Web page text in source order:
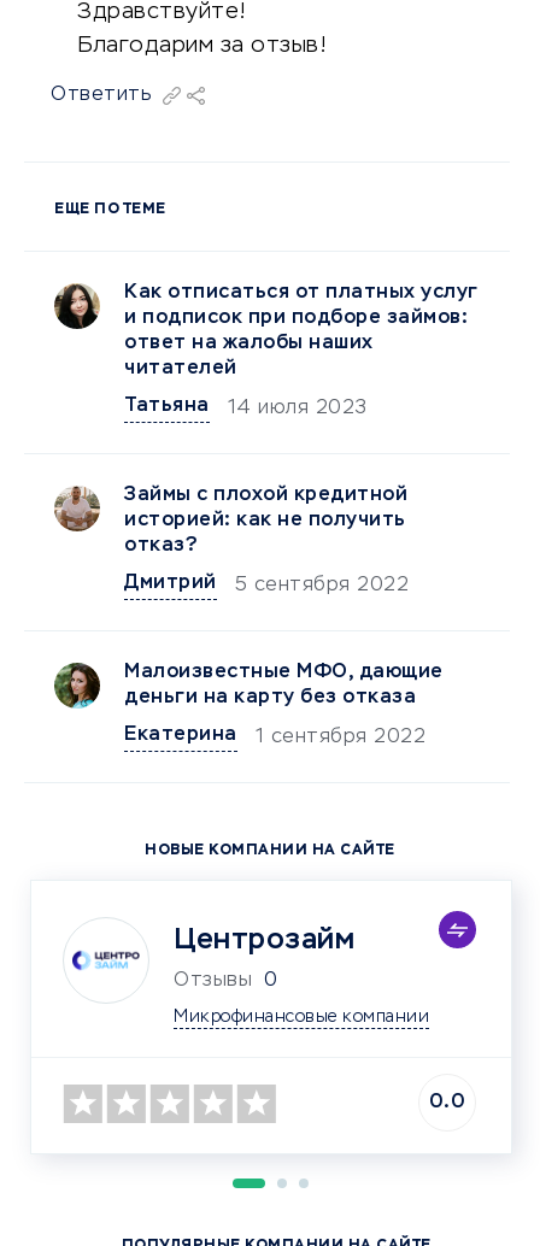
Здравствуйте!
Благодарим за отзыв!
Ответить
ЕЩЕ ПО ТЕМЕ
Как отписаться от платных услуг
и подписок при подборе займов:
ответ на жалобы наших
читателей
Татьяна
14 июля 2023
Займы с плохой кредитной
историей: как не получить
отказ?
Дмитрий
5 сентября 2022
Малоизвестные МФО, дающие
деньги на карту без отказа
Екатерина
1 сентября 2022
НОВЫЕ КОМПАНИИ НА САЙТЕ
Центрозайм
Отзывы 0
Микрофинансовые компании
0.0